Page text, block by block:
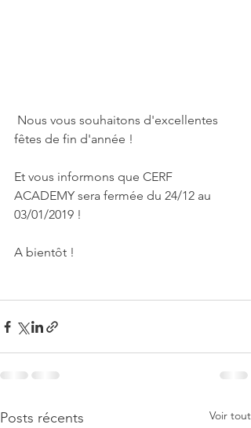
fêtes de fin d'année !
Et vous informons que CERF
ACADEMY sera fermée du 24/12 au
03/01/2019 !
A bientôt !
Posts récents Voir tout